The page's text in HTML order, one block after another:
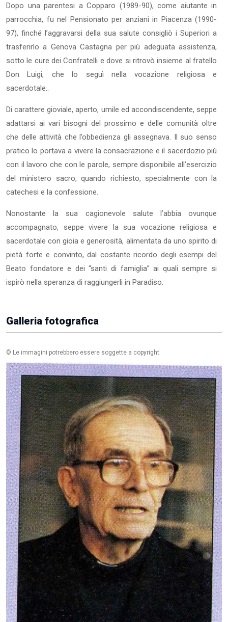
Dopo una parentesi a Copparo (1989-90), come aiutante in
parrocchia, fu nel Pensionato per anziani in Piacenza (1990-
97), finché l’aggravarsi della sua salute consigliò i Superiori a
trasferirlo a Genova Castagna per più adeguata assistenza,
sotto le cure dei Confratelli e dove si ritrovò insieme al fratello
Don Luigi, che lo seguì nella vocazione religiosa e
sacerdotale..
Di carattere gioviale, aperto, umile ed accondiscendente, seppe
adattarsi ai vari bisogni del prossimo e delle comunità oltre
che delle attività che l’obbedienza gli assegnava. Il suo senso
pratico lo portava a vivere la consacrazione e il sacerdozio più
con il lavoro che con le parole, sempre disponibile all’esercizio
del ministero sacro, quando richiesto, specialmente con la
catechesi e la confessione.
Nonostante la sua cagionevole salute l’abbia ovunque
accompagnato, seppe vivere la sua vocazione religiosa e
sacerdotale con gioia e generosità, alimentata da uno spirito di
pietà forte e convinto, dal costante ricordo degli esempi del
Beato fondatore e dei “santi di famiglia” ai quali sempre si
ispirò nella speranza di raggiungerli in Paradiso.
Galleria fotografica
© Le immagini potrebbero essere soggette a copyright